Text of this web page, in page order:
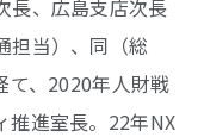
長、広島支店次長
担当）、同（総
て、2020年人財戦
推進室長。22年NX